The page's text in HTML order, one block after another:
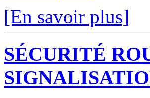
[En savoir plus]
SÉCURITÉ